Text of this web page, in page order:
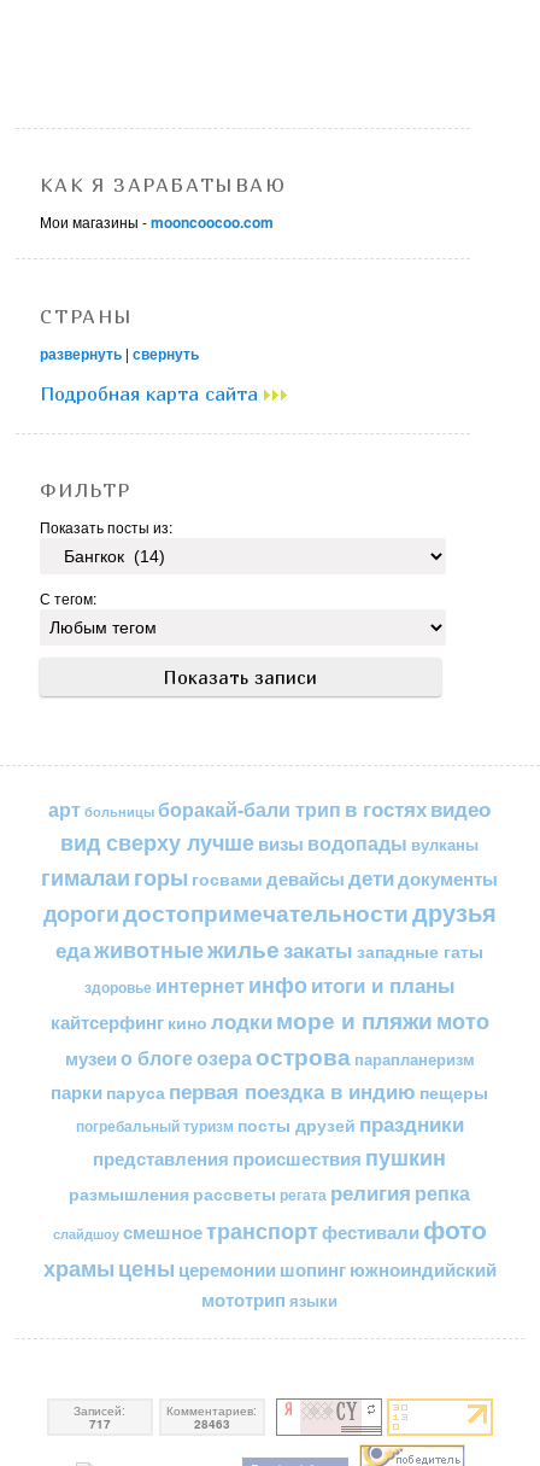
КАК Я ЗАРАБАТЫВАЮ
Мои магазины -mooncoocoo.com
СТРАНЫ
развернуть |свернуть
Подробная карта сайта
ФИЛЬТР
Показать посты из:
С тегом:
арт больницы боракай-бали трип в гостяхвидео
вид сверху лучшевизы водопады вулканы
гималаи горы госвами девайсы детидокументы
дорогидостопримечательностидрузья
едаживотныежильезакаты западные гаты
здоровье интернетинфоитоги и планы
кайтсерфинг кино лодкиморе и пляжимото
музеи о блогеозераострова парапланеризм
парки паруса первая поездка в индию пещеры
погребальный туризм посты друзей праздники
представления происшествия пушкин
размышления рассветы регата религия репка
слайдшоу смешноетранспортфестивали фото
храмы цены церемонии шопингюжноиндийский
мототрип языки
Записей:
717
Комментариев:
28463